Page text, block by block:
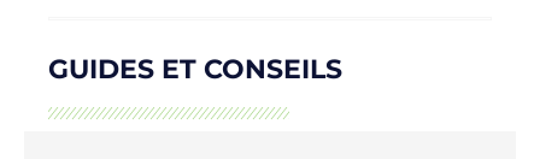
GUIDES ET CONSEILS